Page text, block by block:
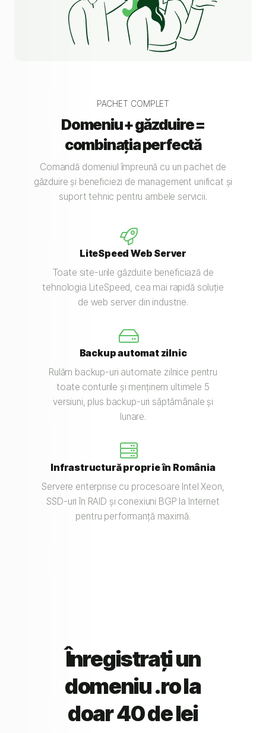
PACHET COMPLET
Domeniu + găzduire =
combinația perfectă
Comandă domeniul împreună cu un pachet de
găzduire și beneficiezi de management unificat și
suport tehnic pentru ambele servicii.
LiteSpeed Web Server
Toate site-urile găzduite beneficiază de
tehnologia LiteSpeed, cea mai rapidă soluție
de web server din industrie.
Backup automat zilnic
Rulăm backup-uri automate zilnice pentru
toate conturile și menținem ultimele 5
versiuni, plus backup-uri săptămânale și
lunare.
Infrastructură proprie în România
Servere enterprise cu procesoare Intel Xeon,
SSD-uri în RAID și conexiuni BGP la Internet
pentru performanță maximă.
Înregistrați un
domeniu .ro la
doar 40 de lei